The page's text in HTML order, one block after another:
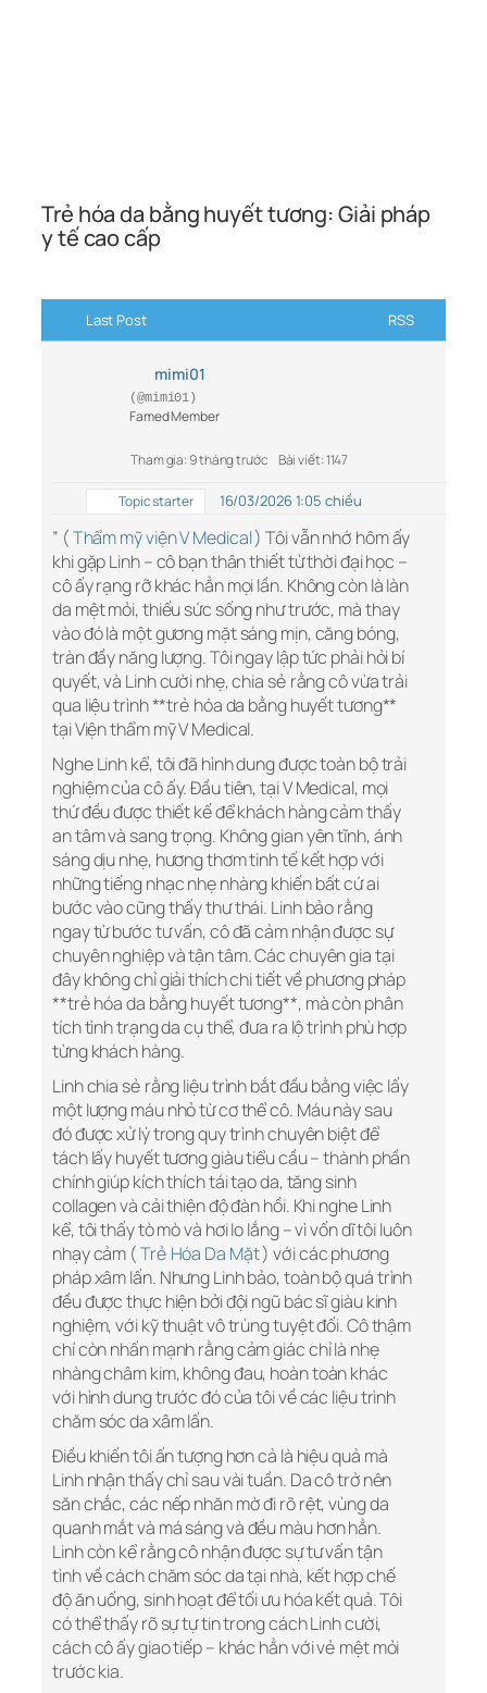
Trẻ hóa da bằng huyết tương: Giải pháp
y tế cao cấp
Last Post RSS
mimi01
(@mimi01)
Famed Member
Tham gia: 9 tháng trước Bài viết: 1147
Topic starter 16/03/2026 1:05 chiều
” (Thẩm mỹ viện V Medical) Tôi vẫn nhớ hôm ấy
khi gặp Linh – cô bạn thân thiết từ thời đại học –
cô ấy rạng rỡ khác hẳn mọi lần. Không còn là làn
da mệt mỏi, thiếu sức sống như trước, mà thay
vào đó là một gương mặt sáng mịn, căng bóng,
tràn đầy năng lượng. Tôi ngay lập tức phải hỏi bí
quyết, và Linh cười nhẹ, chia sẻ rằng cô vừa trải
qua liệu trình **trẻ hóa da bằng huyết tương**
tại Viện thẩm mỹ V Medical.
Nghe Linh kể, tôi đã hình dung được toàn bộ trải
nghiệm của cô ấy. Đầu tiên, tại V Medical, mọi
thứ đều được thiết kế để khách hàng cảm thấy
an tâm và sang trọng. Không gian yên tĩnh, ánh
sáng dịu nhẹ, hương thơm tinh tế kết hợp với
những tiếng nhạc nhẹ nhàng khiến bất cứ ai
bước vào cũng thấy thư thái. Linh bảo rằng
ngay từ bước tư vấn, cô đã cảm nhận được sự
chuyên nghiệp và tận tâm. Các chuyên gia tại
đây không chỉ giải thích chi tiết về phương pháp
**trẻ hóa da bằng huyết tương**, mà còn phân
tích tình trạng da cụ thể, đưa ra lộ trình phù hợp
từng khách hàng.
Linh chia sẻ rằng liệu trình bắt đầu bằng việc lấy
một lượng máu nhỏ từ cơ thể cô. Máu này sau
đó được xử lý trong quy trình chuyên biệt để
tách lấy huyết tương giàu tiểu cầu – thành phần
chính giúp kích thích tái tạo da, tăng sinh
collagen và cải thiện độ đàn hồi. Khi nghe Linh
kể, tôi thấy tò mò và hơi lo lắng – vì vốn dĩ tôi luôn
nhạy cảm (Trẻ Hóa Da Mặt) với các phương
pháp xâm lấn. Nhưng Linh bảo, toàn bộ quá trình
đều được thực hiện bởi đội ngũ bác sĩ giàu kinh
nghiệm, với kỹ thuật vô trùng tuyệt đối. Cô thậm
chí còn nhấn mạnh rằng cảm giác chỉ là nhẹ
nhàng châm kim, không đau, hoàn toàn khác
với hình dung trước đó của tôi về các liệu trình
chăm sóc da xâm lấn.
Điều khiến tôi ấn tượng hơn cả là hiệu quả mà
Linh nhận thấy chỉ sau vài tuần. Da cô trở nên
săn chắc, các nếp nhăn mờ đi rõ rệt, vùng da
quanh mắt và má sáng và đều màu hơn hẳn.
Linh còn kể rằng cô nhận được sự tư vấn tận
tình về cách chăm sóc da tại nhà, kết hợp chế
độ ăn uống, sinh hoạt để tối ưu hóa kết quả. Tôi
có thể thấy rõ sự tự tin trong cách Linh cười,
cách cô ấy giao tiếp – khác hẳn với vẻ mệt mỏi
trước kia.